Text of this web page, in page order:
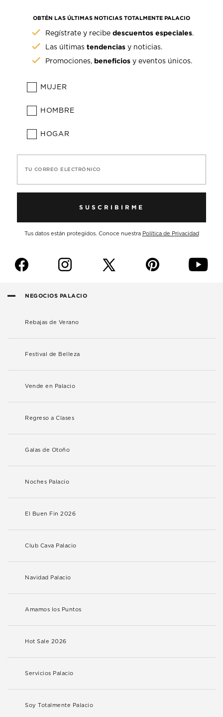
OBTÉN LAS ÚLTIMAS NOTICIAS TOTALMENTE PALACIO
Regístrate y recibedescuentos especiales.
Las últimastendencias y noticias.
Promociones, beneficios y eventos únicos.
MUJER
HOMBRE
HOGAR
TU CORREO ELECTRÓNICO
SUSCRIBIRME
Tus datos están protegidos. Conoce nuestra Política de Privacidad
f i p y
NEGOCIOS PALACIO
Rebajas de Verano
Festival de Belleza
Vende en Palacio
Regreso a Clases
Galas de Otoño
Noches Palacio
El Buen Fin 2026
Club Cava Palacio
Navidad Palacio
Amamos los Puntos
Hot Sale 2026
Servicios Palacio
Soy Totalmente Palacio